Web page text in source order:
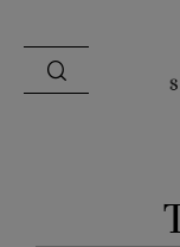
ÜBER